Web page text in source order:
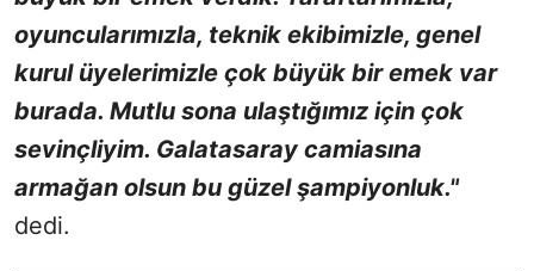
oyuncularımızla, teknik ekibimizle, genel
kurul üyelerimizle çok büyük bir emek var
burada. Mutlu sona ulaştığımız için çok
sevinçliyim. Galatasaray camiasına
armağan olsun bu güzel şampiyonluk."
dedi.